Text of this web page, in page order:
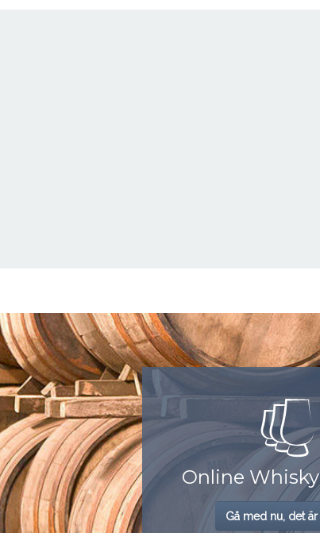
Online
Gå med nu, det är